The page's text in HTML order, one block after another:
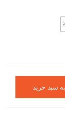
سبد خرید